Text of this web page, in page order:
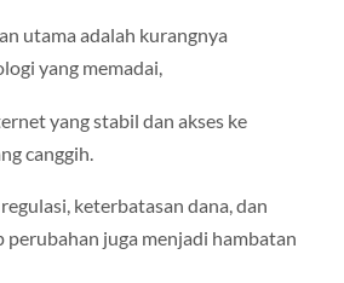
utama adalah kurangnya
yang memadai,
yang stabil dan akses ke
canggih.
keterbatasan dana, dan
perubahan juga menjadi hambatan